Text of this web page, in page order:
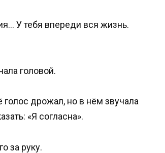
У тебя впереди вся жизнь.
головой.
дрожал, но в нём звучала
«Я согласна».
за руку.